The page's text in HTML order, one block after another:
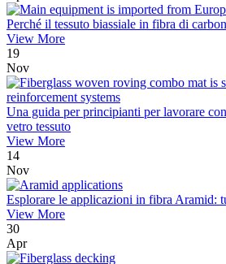
Perché il tessuto biassiale in fibra di
View More
19
Nov
Una guida per principianti per lavorare
vetro tessuto
View More
14
Nov
Esplorare le applicazioni in fibra Aramid:
View More
30
Apr